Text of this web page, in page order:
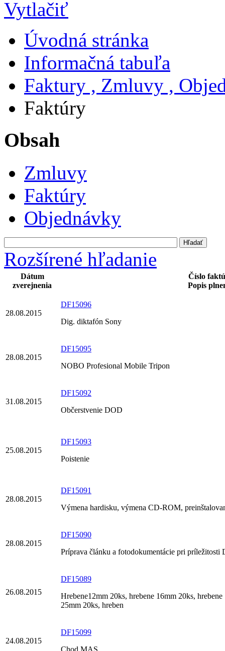
Úvodná stránka
Informačná tabuľa
Faktury , Zmluvy ,
Faktúry
Obsah
Zmluvy
Faktúry
Objednávky
Rozšírené hľadanie
Dátum
zverejnenia
Číslo
Popis
28.08.2015
DF15096
Dig. diktafón Sony
28.08.2015
DF15095
NOBO Profesional Mobile Tripon
31.08.2015
DF15092
Občerstvenie DOD
25.08.2015
DF15093
Poistenie
28.08.2015
DF15091
Výmena hardisku, výmena CD-ROM,
28.08.2015
DF15090
Príprava článku a fotodokumentácie pri
26.08.2015
DF15089
Hrebene12mm 20ks, hrebene 16mm 20ks,
25mm 20ks, hreben
24.08.2015
DF15099
Chod MAS